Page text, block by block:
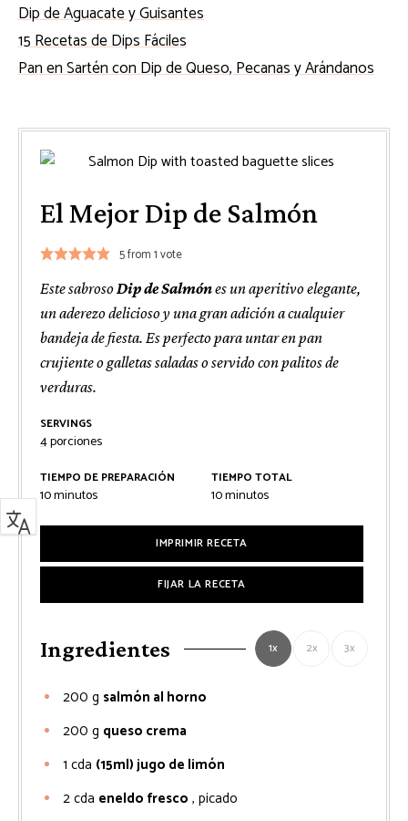
Dip de Aguacate y Guisantes
15 Recetas de Dips Fáciles
Pan en Sartén con Dip de Queso, Pecanas y Arándanos
El Mejor Dip de Salmón
5from 1 vote
Este sabrosoDip de Salmónes un aperitivo elegante,
un aderezo delicioso y una gran adición a cualquier
bandeja de fiesta. Es perfecto para untar en pan
crujiente o galletas saladas o servido con palitos de
verduras.
SERVINGS
4porciones
TIEMPO DE PREPARACIÓN
10minutos
minutos
TIEMPO TOTAL
10minutos
minutos
IMPRIMIR RECETA
FIJAR LA RECETA
Ingredientes 1x 2x 3x
200 g salmón al horno
200 g queso crema
1 cda (15ml) jugo de limón
2cda eneldo fresco , picado